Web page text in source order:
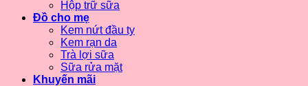
Hộp trữ sữa
Đồ cho mẹ
Kem nứt đầu ty
Kem rạn da
Trà lợi sữa
Sữa rửa mặt
Khuyến mãi